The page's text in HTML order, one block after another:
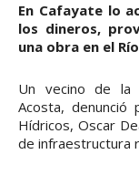
En Cafayate lo
los dineros,
una obra en el
Un vecino de la
Acosta, denunció
Hídricos, Oscar
de infraestructura